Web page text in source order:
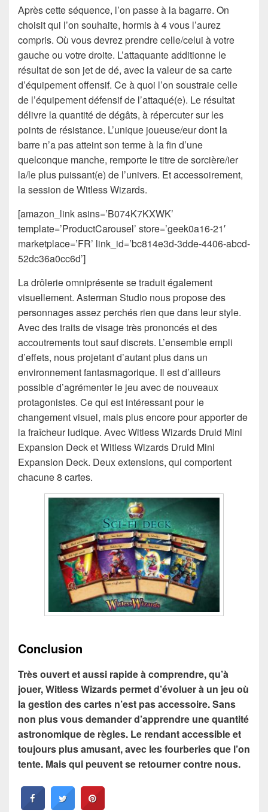
Après cette séquence, l’on passe à la bagarre. On
choisit qui l’on souhaite, hormis à 4 vous l’aurez
compris. Où vous devrez prendre celle/celui à votre
gauche ou votre droite. L’attaquante additionne le
résultat de son jet de dé, avec la valeur de sa carte
d’équipement offensif. Ce à quoi l’on soustraie celle
de l’équipement défensif de l’attaqué(e). Le résultat
délivre la quantité de dégâts, à répercuter sur les
points de résistance. L’unique joueuse/eur dont la
barre n’a pas atteint son terme à la fin d’une
quelconque manche, remporte le titre de sorcière/ier
la/le plus puissant(e) de l’univers. Et accessoirement,
la session de Witless Wizards.
[amazon_link asins=’B074K7KXWK’
template=’ProductCarousel’ store=’geek0a16-21′
marketplace=’FR’ link_id=’bc814e3d-3dde-4406-abcd-
52dc36a0cc6d’]
La drôlerie omniprésente se traduit également
visuellement. Asterman Studio nous propose des
personnages assez perchés rien que dans leur style.
Avec des traits de visage très prononcés et des
accoutrements tout sauf discrets. L’ensemble empli
d’effets, nous projetant d’autant plus dans un
environnement fantasmagorique. Il est d’ailleurs
possible d’agrémenter le jeu avec de nouveaux
protagonistes. Ce qui est intéressant pour le
changement visuel, mais plus encore pour apporter de
la fraîcheur ludique. Avec Witless Wizards Druid Mini
Expansion Deck et Witless Wizards Druid Mini
Expansion Deck. Deux extensions, qui comportent
chacune 8 cartes.
Conclusion
Très ouvert et aussi rapide à comprendre, qu’à
jouer, Witless Wizards permet d’évoluer à un jeu où
la gestion des cartes n’est pas accessoire. Sans
non plus vous demander d’apprendre une quantité
astronomique de règles. Le rendant accessible et
toujours plus amusant, avec les fourberies que l’on
tente. Mais qui peuvent se retourner contre nous.